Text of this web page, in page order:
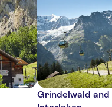
Grindelwald